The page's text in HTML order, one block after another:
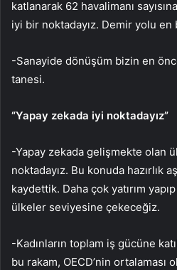
katlanarak 62 havalimanı
iyi bir noktadayız. Demir yolu
-Sanayide dönüşüm bizin en
tanesi.
“Yapay zekada iyi noktadayız”
-Yapay zekada gelişmekte olan
noktadayız. Bu konuda hazırlık
kaydettik. Daha çok yatırım
ülkeler seviyesine çekeceğiz.
-Kadınların toplam iş gücüne
bu rakam, OECD’nin ortalaması